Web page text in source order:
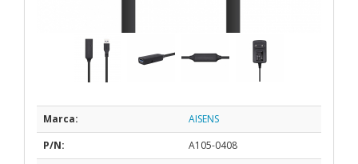
Marca:
AISENS
P/N:
A105-0408